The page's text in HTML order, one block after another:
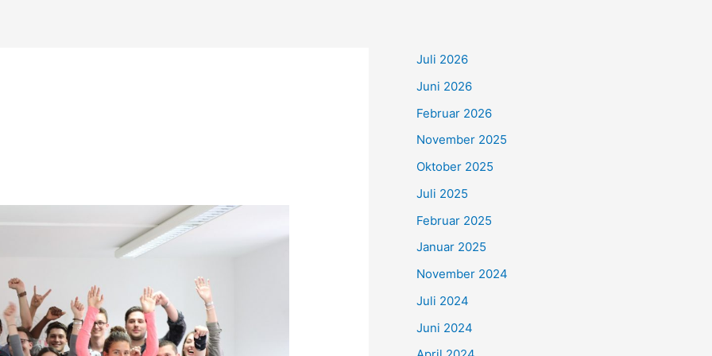
Juli 2026
Juni 2026
Februar 2026
November 2025
Oktober 2025
Juli 2025
Februar 2025
Januar 2025
November 2024
Juli 2024
Juni 2024